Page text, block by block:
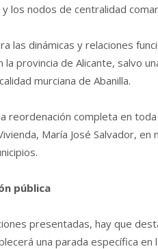
los nodos de centralidad
las dinámicas y relaciones
provincia de Alicante, salvo
murciana de Abanilla.
reordenación completa en
María José Salvador,
pública
presentadas, hay que
una parada específica en